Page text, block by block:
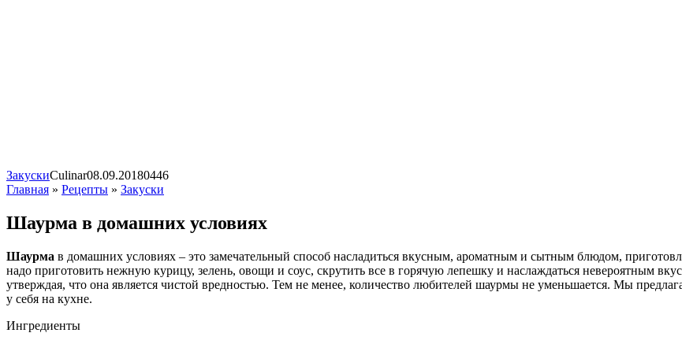
ЗакускиСulinar08.09.20180446
Главная » Рецепты » Закуски
Шаурма в домашних условиях
Шаурма в домашних условиях – это замечательный способ насладиться вкусным, ароматным и сытным блюдом,
надо приготовить нежную курицу, зелень, овощи и соус, скрутить все в горячую лепешку и наслаждаться невероятным
утверждая, что она является чистой вредностью. Тем не менее, количество любителей шаурмы не уменьшается. Мы
у себя на кухне.
Ингредиенты